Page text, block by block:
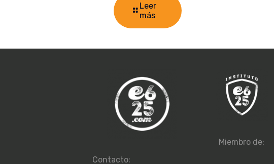
Leer
más
Contacto:
Miembro de: